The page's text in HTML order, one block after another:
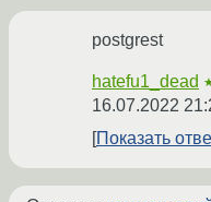
postgrest
hatefu1_dead
16.07.2022
Показать